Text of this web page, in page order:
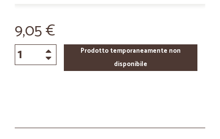
9,05 €
Prodotto temporaneamente non
disponibile